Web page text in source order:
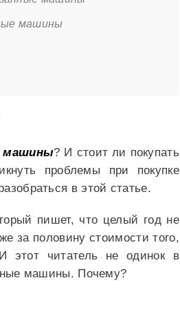
машины
машины? И стоит ли покупать
проблемы при покупке
в этой статье.
пишет, что целый год не
за половину стоимости того,
этот читатель не одинок в
машины. Почему?